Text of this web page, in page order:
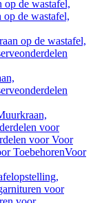
op de wastafel,
op de wastafel,
op de wastafel,
voor
voor Voor
ToebehorenVoor
voor